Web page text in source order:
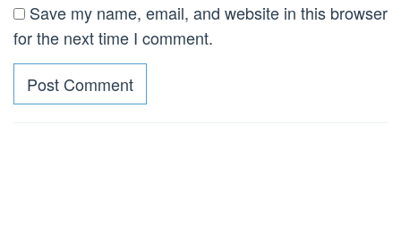
Save my name, email, and website in this browser
for the next time I comment.